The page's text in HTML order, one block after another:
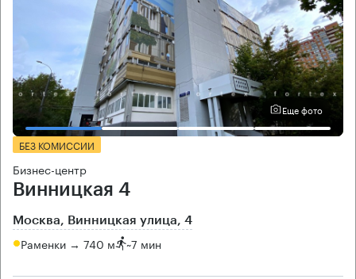
Еще фото
БЕЗ КОМИССИИ
Бизнес-центр
Винницкая 4
Москва, Винницкая улица, 4
Раменки → 740 м ~7 мин